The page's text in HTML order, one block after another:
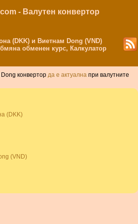
- Валутен конвертор
(DKK) и Виетнам Dong (VND)
обменен курс, Калкулатор
конвертор да е актуална при валутните
(DKK)
(VND)